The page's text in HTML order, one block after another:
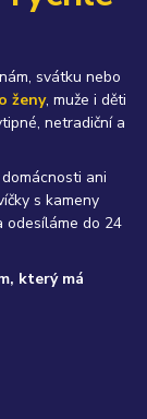
svátku nebo
ženy, muže i děti
netradiční a
ani
s kameny
odesíláme do 24
který má